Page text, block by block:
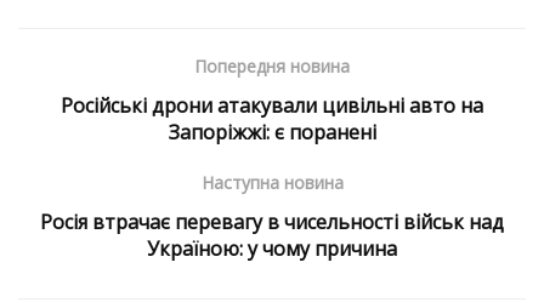
Попередня новина
Російські дрони атакували цивільні авто на
Запоріжжі: є поранені
Наступна новина
Росія втрачає перевагу в чисельності військ над
Україною: у чому причина